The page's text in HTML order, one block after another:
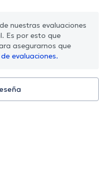
nuestras evaluaciones
Es por esto que
asegurarnos que
evaluaciones.